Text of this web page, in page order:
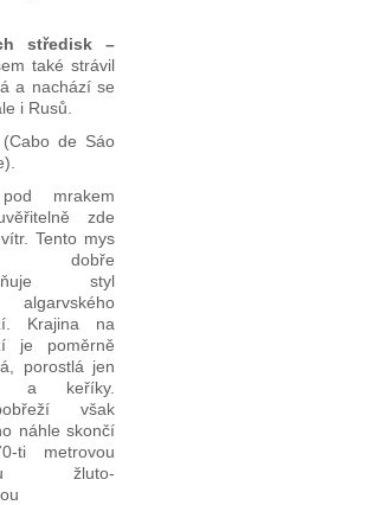
středisk –
také strávil
a nachází se
i Rusů.
de Sáo
mrakem
zde
Tento mys
dobře
styl
algarvského
Krajina na
je poměrně
porostlá jen
a keříky.
však
náhle skončí
ti metrovou
žluto-